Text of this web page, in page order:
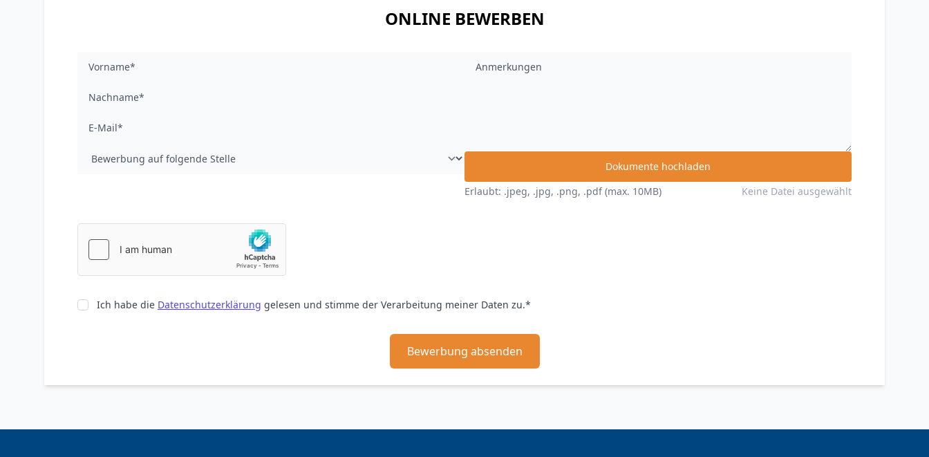
ONLINE BEWERBEN
Nachname*
E-Mail*
Anmerkungen
Dokumente hochladen
Erlaubt: .jpeg, .jpg, .png, .pdf (max. 10MB)
Keine Datei ausgewählt
Ich habe die Datenschutzerklärung gelesen und stimme der Verarbeitung meiner Daten zu.*
Bewerbung absenden